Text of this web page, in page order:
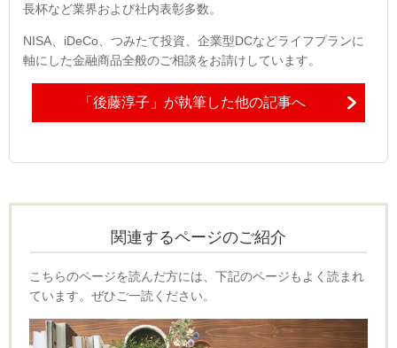
長杯など業界および社内表彰多数。
NISA、iDeCo、つみたて投資、企業型DCなどライフプランに
軸にした金融商品全般のご相談をお請けしています。
「後藤淳子」が執筆した他の記事へ
関連するページのご紹介
こちらのページを読んだ方には、下記のページもよく読まれ
ています。ぜひご一読ください。